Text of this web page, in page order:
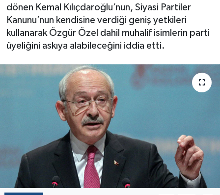
dönen Kemal Kılıçdaroğlu’nun, Siyasi Partiler
Kanunu’nun kendisine verdiği geniş yetkileri
kullanarak Özgür Özel dahil muhalif isimlerin parti
üyeliğini askıya alabileceğini iddia etti.
Dünya
Kültür - Sanat
Yaşam
Çalışma Hayatı
Son Dakika Haberleri